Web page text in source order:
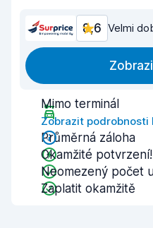
8,6 Velmi
Mimo terminál
Zobrazit podrobnosti
Průměrná záloha
Okamžité potvrzení!
Neomezený počet
Zaplatit okamžitě